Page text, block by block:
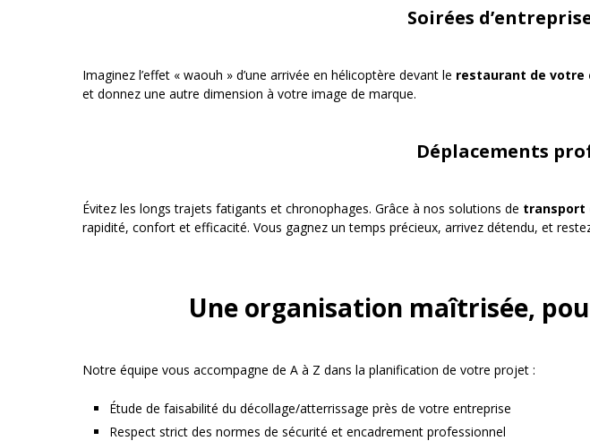
Soirées
Imaginez l’effet « waouh » d’une arrivée en hélicoptère devant le restaurant de votre
et donnez une autre dimension à votre image de marque.
Déplacements
Évitez les longs trajets fatigants et chronophages. Grâce à nos solutions de transport
rapidité, confort et efficacité. Vous gagnez un temps précieux, arrivez détendu, et
Une organisation maîtrisée,
Notre équipe vous accompagne de A à Z dans la planification de votre projet :
Étude de faisabilité du décollage/atterrissage près de votre entreprise
Respect strict des normes de sécurité et encadrement professionnel